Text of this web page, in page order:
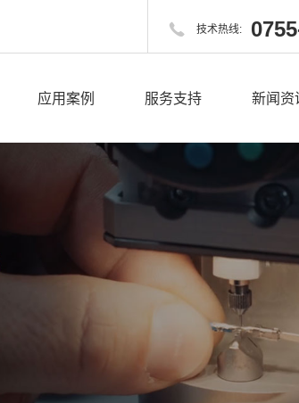
 技术热线:
应用案例 服务支持 新闻资